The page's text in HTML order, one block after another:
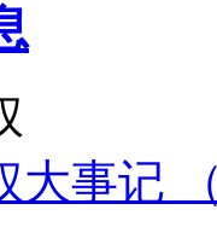
大事记